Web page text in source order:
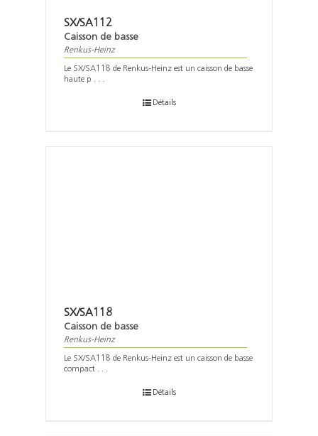
SX/SA112
Caisson de basse
Renkus-Heinz
Le SX/SA118 de Renkus-Heinz est un caisson de basse
haute p . . .
Détails
SX/SA118
Caisson de basse
Renkus-Heinz
Le SX/SA118 de Renkus-Heinz est un caisson de basse
compact . . .
Détails